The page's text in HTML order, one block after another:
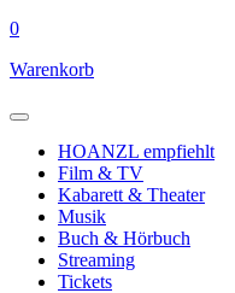
0
Warenkorb
HOANZL empfiehlt
Film & TV
Kabarett & Theater
Musik
Buch & Hörbuch
Streaming
Tickets